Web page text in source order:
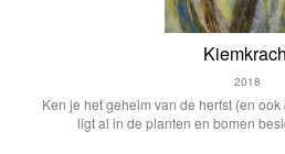
2018
Ken je het geheim van de herfst (en
ligt al in de planten en bomen